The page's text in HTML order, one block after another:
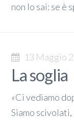
non lo sai: se è
13 Maggio
La soglia
«Ci vediamo
Siamo